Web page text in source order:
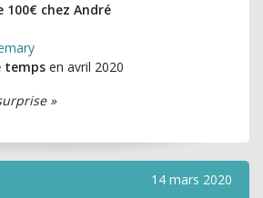
chez André
temps en avril 2020
»
14 mars 2020